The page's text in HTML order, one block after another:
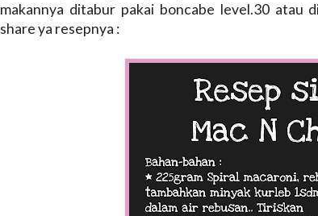
makannya ditabur pakai boncabe level.30 atau
share ya resepnya :